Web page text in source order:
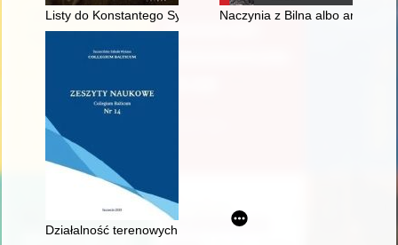
Listy do Konstantego Symonolewicza z lat 1928-1949
Naczynia z Bilna albo
Działalność terenowych organów administracji wojskowej na